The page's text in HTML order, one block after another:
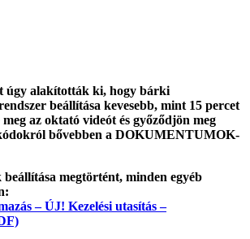
úgy alakították ki, hogy bárki
beállítása kevesebb, mint 15 percet
meg az oktató videót és győződjön meg
bővebben a DOKUMENTUMOK-
megtörtént, minden egyéb
– ÚJ! Kezelési utasítás –